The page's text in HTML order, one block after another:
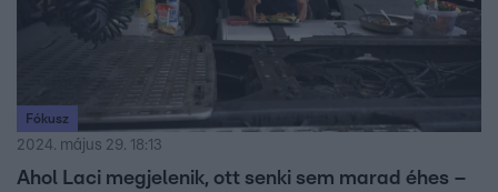
Fókusz
2024. május 29. 18:13
Ahol Laci megjelenik, ott senki sem marad éhes –